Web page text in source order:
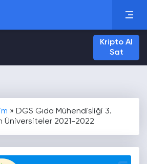
Kripto Al
Sat
» DGS Gıda Mühendisliği 3.
Üniversiteler 2021-2022